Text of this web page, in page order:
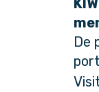
De